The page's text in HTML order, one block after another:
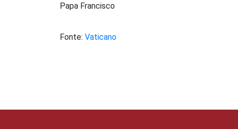
Papa Francisco
Fonte: Vaticano